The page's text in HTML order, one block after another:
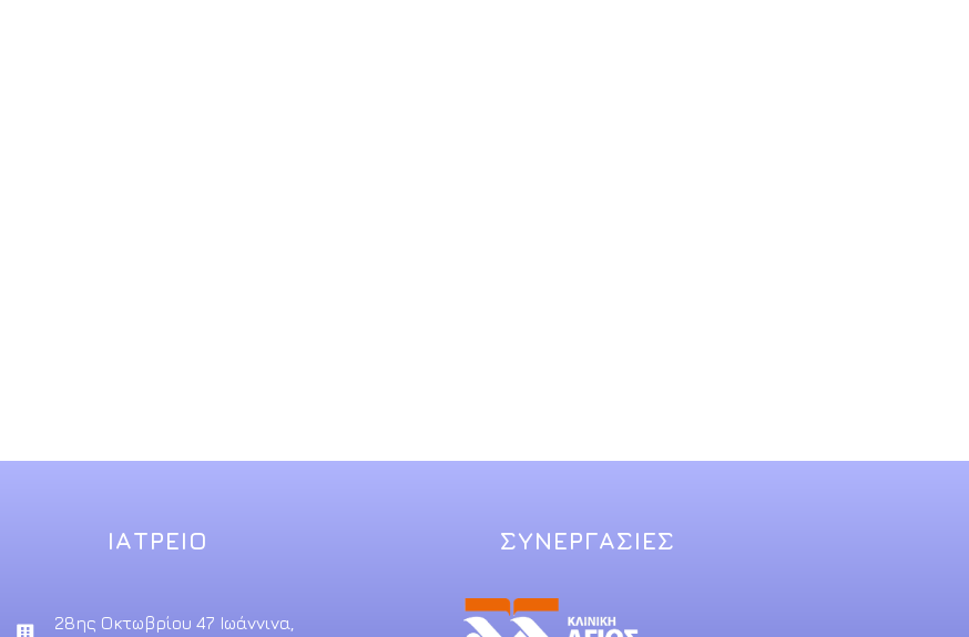
ΙΑΤΡΕΙΟ
28ης Οκτωβρίου 47 Ιωάννινα,
ΣΥΝΕΡΓΑΣΙΕΣ